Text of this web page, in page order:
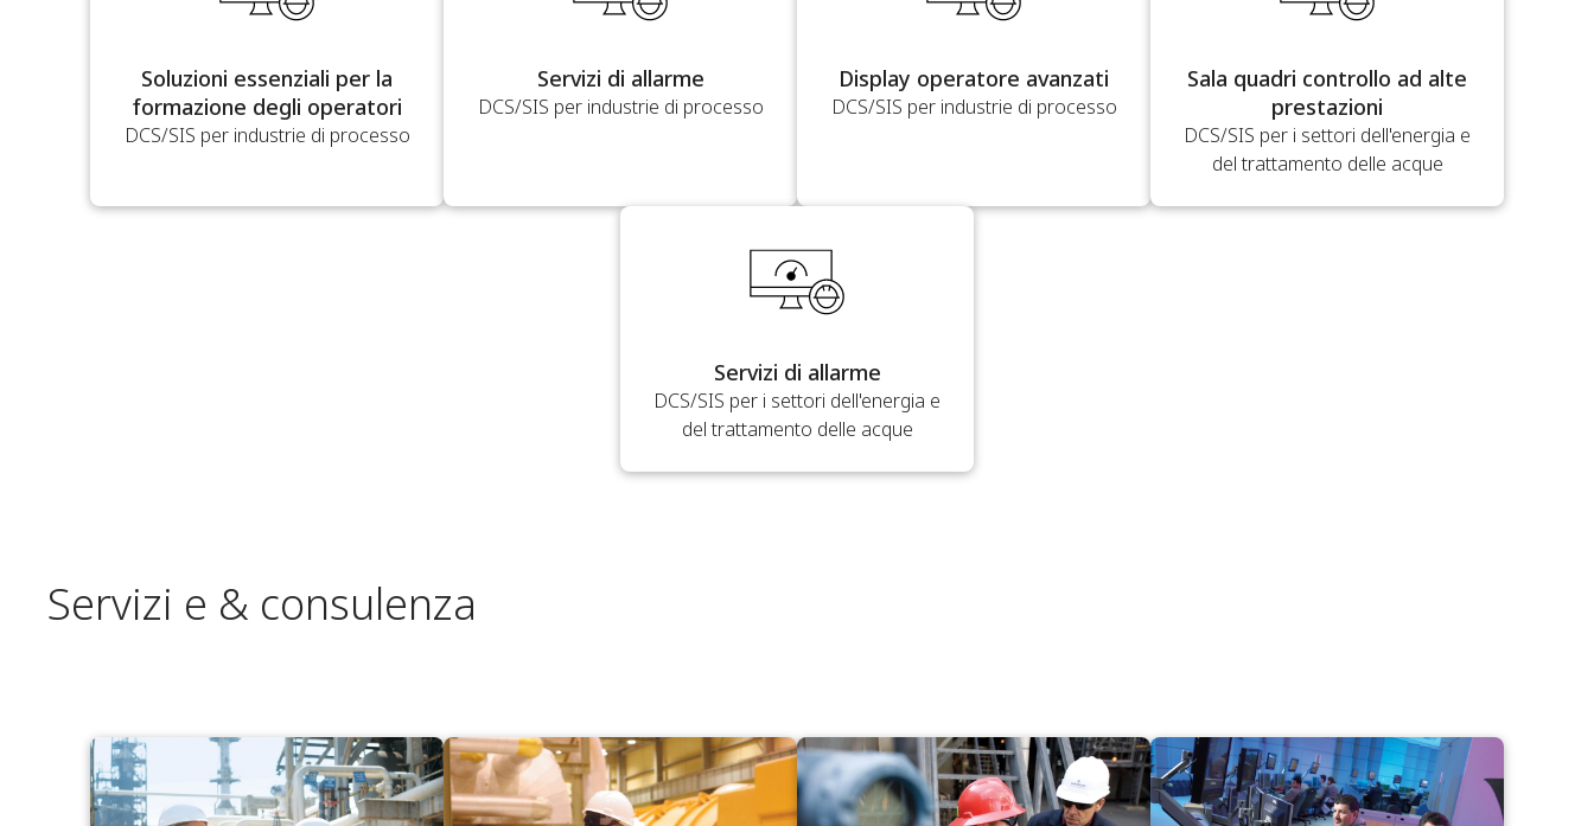
Soluzioni essenziali per la
formazione degli operatori
DCS/SIS per industrie di processo
Servizi di allarme
DCS/SIS per industrie di processo
Display operatore avanzati
DCS/SIS per industrie di processo
Sala quadri controllo ad alte
prestazioni
DCS/SIS per i settori dell'energia e
del trattamento delle acque
Servizi di allarme
DCS/SIS per i settori dell'energia e
del trattamento delle acque
Servizi e & consulenza